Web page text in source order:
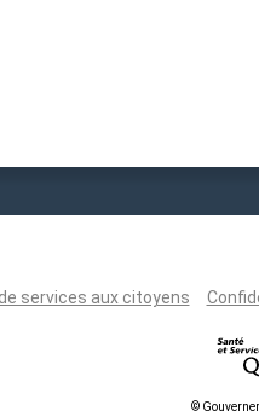
services aux citoyens
©